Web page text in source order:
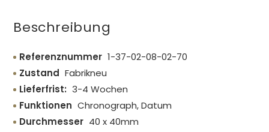
Beschreibung
Referenznummer 1-37-02-08-02-70
Zustand Fabrikneu
Lieferfrist: 3-4 Wochen
Funktionen Chronograph, Datum
Durchmesser 40 x 40mm